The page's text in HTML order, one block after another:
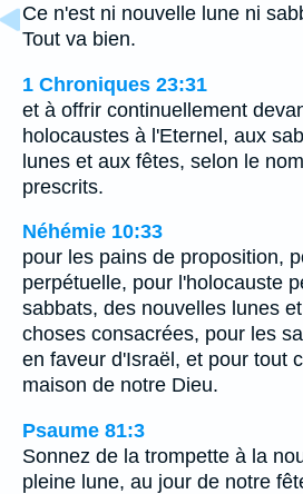
Ce n'est ni nouvelle lune ni
Tout va bien.
1 Chroniques 23:31
et à offrir continuellement
holocaustes à l'Eternel, aux
lunes et aux fêtes, selon le
prescrits.
Néhémie 10:33
pour les pains de proposition,
perpétuelle, pour l'holocauste
sabbats, des nouvelles lunes
choses consacrées, pour les
en faveur d'Israël, et pour tout
maison de notre Dieu.
Psaume 81:3
Sonnez de la trompette à la
pleine lune, au jour de notre